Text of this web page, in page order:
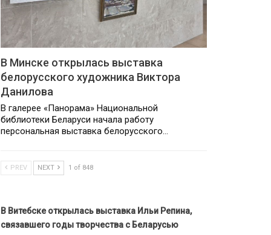
В Минске открылась выставка
белорусского художника Виктора
Данилова
В галерее «Панорама» Национальной
библиотеки Беларуси начала работу
персональная выставка белорусского…
PREV NEXT 1 of 848
В Витебске открылась выставка Ильи Репина,
связавшего годы творчества с Беларусью